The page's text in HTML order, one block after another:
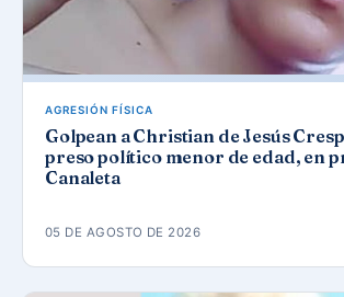
AGRESIÓN FÍSICA
Golpean a Christian de Jesús
preso político menor de edad, en
Canaleta
05 DE AGOSTO DE 2026